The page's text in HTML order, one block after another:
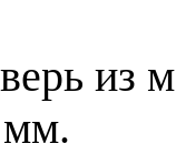
из